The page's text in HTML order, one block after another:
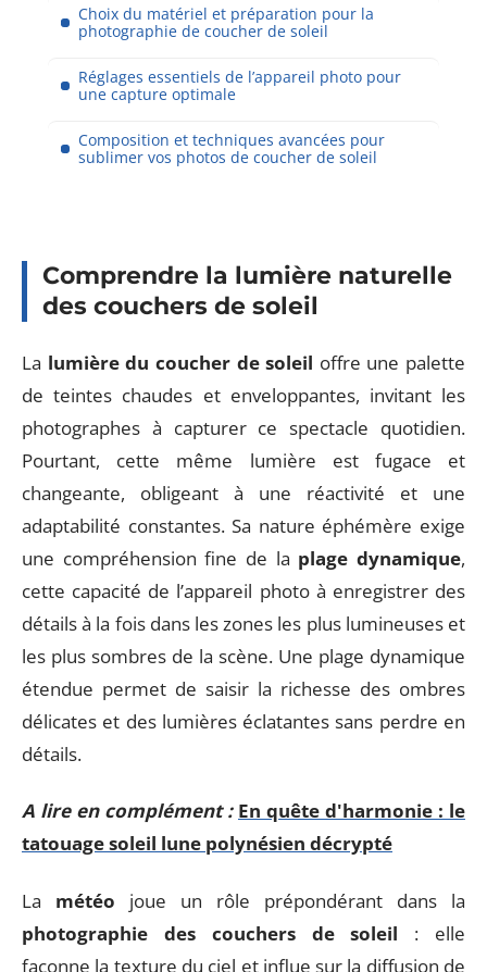
Choix du matériel et préparation pour la
photographie de coucher de soleil
Réglages essentiels de l’appareil photo pour
une capture optimale
Composition et techniques avancées pour
sublimer vos photos de coucher de soleil
Comprendre la lumière naturelle
des couchers de soleil
La lumière du coucher de soleil offre une palette
de teintes chaudes et enveloppantes, invitant les
photographes à capturer ce spectacle quotidien.
Pourtant, cette même lumière est fugace et
changeante, obligeant à une réactivité et une
adaptabilité constantes. Sa nature éphémère exige
une compréhension fine de la plage dynamique,
cette capacité de l’appareil photo à enregistrer des
détails à la fois dans les zones les plus lumineuses et
les plus sombres de la scène. Une plage dynamique
étendue permet de saisir la richesse des ombres
délicates et des lumières éclatantes sans perdre en
détails.
A lire en complément : En quête d'harmonie : le
tatouage soleil lune polynésien décrypté
La météo joue un rôle prépondérant dans la
photographie des couchers de soleil : elle
façonne la texture du ciel et influe sur la diffusion de